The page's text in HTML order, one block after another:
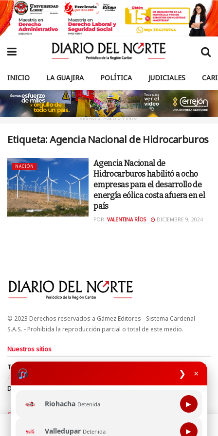
❯ ×
Riohacha Detenida ▶
Valledupar Detenida ▶
INICIO LA GUAJIRA POLÍTICA JUDICIALES
ANUNCIO PUBLICITARIO
Etiqueta:Agencia Nacional de Hidrocarburos
NACIÓN
Agencia Nacional de
Hidrocarburos habilitó a ocho
empresas para el desarrollo de
energía eólica costa afuera en el
país
POR: VALENTINA RÍOS DICIEMBRE 9, 2024
© 2023 Derechos reservados a Gámez Editores - Sistema Cardenal
S.A.S. - Prohibida la reproducción parcial o total de este medio.
Nuestros sitios
Términos y Condiciones
Derechos de Autor y Propiedad Intelectual
Política de uso de cookies
Política de Tratamiento de Datos
Directrices Editoriales
Síguenos
Esta página web usa cookie para mejorar tu experiencia de